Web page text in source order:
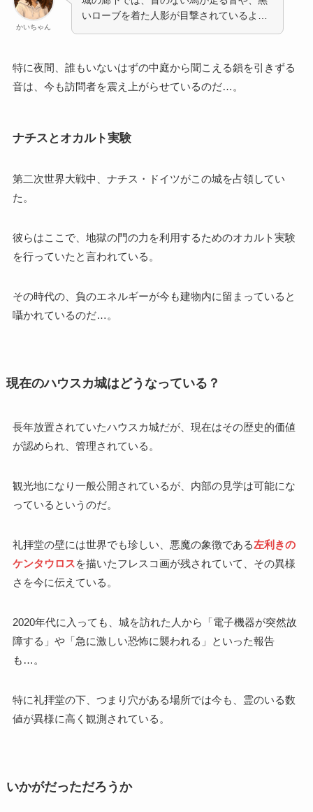
かいちゃん
いローブを着た人影が目撃されているよ…
特に夜間、誰もいないはずの中庭から聞こえる鎖を引きずる
音は、今も訪問者を震え上がらせているのだ…。
ナチスとオカルト実験
第二次世界大戦中、ナチス・ドイツがこの城を占領してい
た。
彼らはここで、地獄の門の力を利用するためのオカルト実験
を行っていたと言われている。
その時代の、負のエネルギーが今も建物内に留まっていると
囁かれているのだ…。
現在のハウスカ城はどうなっている？
長年放置されていたハウスカ城だが、現在はその歴史的価値
が認められ、管理されている。
観光地になり一般公開されているが、内部の見学は可能にな
っているというのだ。
礼拝堂の壁には世界でも珍しい、悪魔の象徴である左利きの
ケンタウロスを描いたフレスコ画が残されていて、その異様
さを今に伝えている。
2020年代に入っても、城を訪れた人から「電子機器が突然故
障する」や「急に激しい恐怖に襲われる」といった報告
も…。
特に礼拝堂の下、つまり穴がある場所では今も、霊のいる数
値が異様に高く観測されている。
いかがだっただろうか